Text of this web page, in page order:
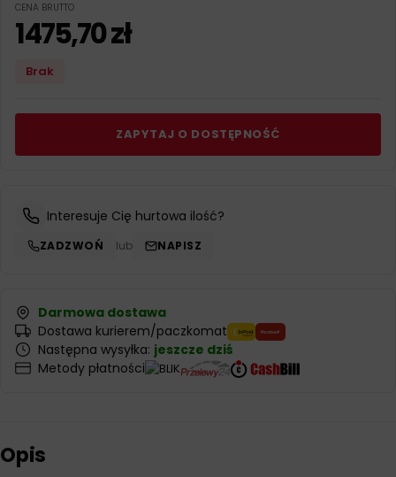
CENA BRUTTO
1475,70zł
Brak
ZAPYTAJ O DOSTĘPNOŚĆ
Interesuje Cię hurtowa ilość?
ZADZWOŃ lub NAPISZ
Darmowa dostawa
Dostawa kurierem/paczkomat
Następna wysyłka: jeszcze dziś
Metody płatności
Opis